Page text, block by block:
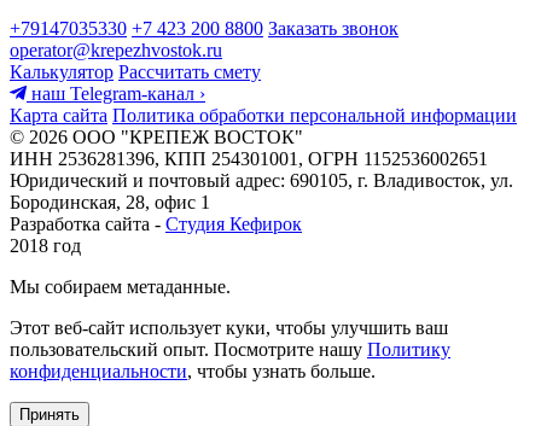
+79147035330 +7 423 200 8800 Заказать звонок
operator@krepezhvostok.ru
Калькулятор Рассчитать смету
наш Telegram-канал ›
Карта сайта Политика обработки персональной информации
© 2026 ООО "КРЕПЕЖ ВОСТОК"
ИНН 2536281396, КПП 254301001, ОГРН 1152536002651
Юридический и почтовый адрес: 690105, г. Владивосток, ул.
Бородинская, 28, офис 1
Разработка сайта - Студия Кефирок
2018 год
Мы собираем метаданные.
Этот веб-сайт использует куки, чтобы улучшить ваш
пользовательский опыт. Посмотрите нашу Политику
конфиденциальности, чтобы узнать больше.
Принять